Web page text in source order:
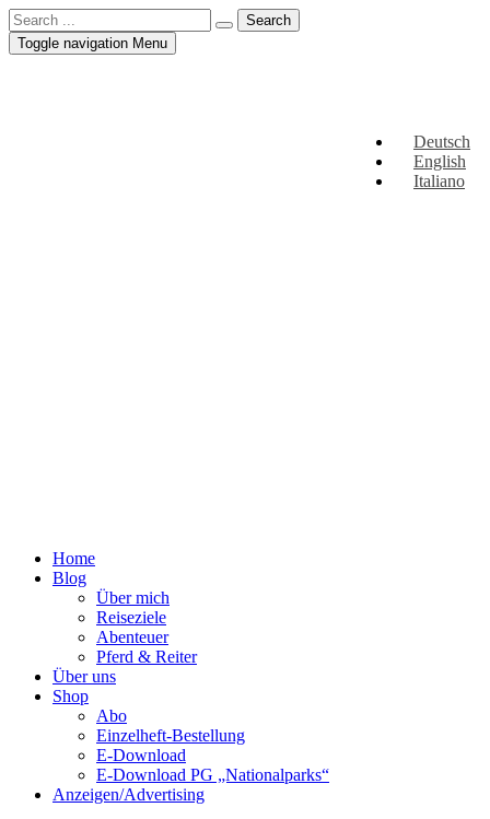
Deutsch
English
Italiano
Toggle navigation Menu
Home
Blog
Über mich
Reiseziele
Abenteuer
Pferd & Reiter
Über uns
Shop
Abo
Einzelheft-Bestellung
E-Download
E-Download PG „Nationalparks“
Anzeigen/Advertising